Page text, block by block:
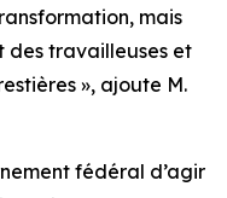
mais
des travailleuses et
», ajoute M.
fédéral d’agir